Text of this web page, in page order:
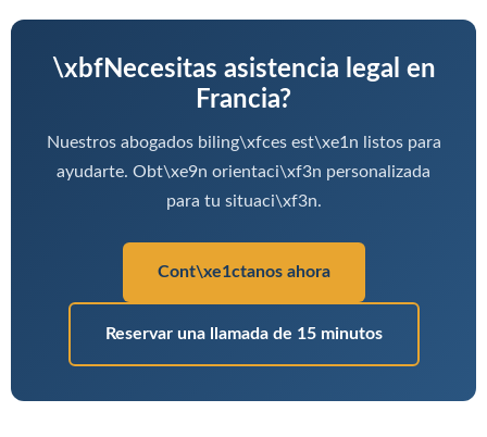
\xbfNecesitas asistencia legal en
Francia?
Nuestros abogados biling\xfces est\xe1n listos para
ayudarte. Obt\xe9n orientaci\xf3n personalizada
para tu situaci\xf3n.
Cont\xe1ctanos ahora
Reservar una llamada de 15 minutos